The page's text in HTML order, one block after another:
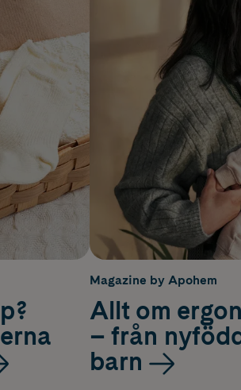
Magazine by Apohem
Allt om
– från
barn